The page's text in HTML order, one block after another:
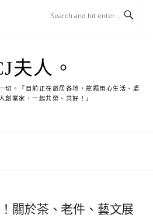
夫人。
切。「目前正在旅居各地，挖掘用心生活、處
創業家，一起共榮、共好！」
關於茶、老件、藝文展